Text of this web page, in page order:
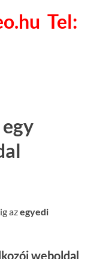
Tel:
azegyedi
weboldal